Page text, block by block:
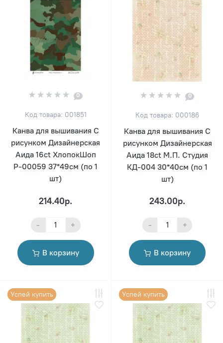
0
Код товара: 001851
Канва для вышивания С
рисунком Дизайнерская
Аида 16ct ХлопокШоп
Р-00059 37*49см (по 1
шт)
214.40р.
- +
В корзину
0
Код товара: 000186
Канва для вышивания С
рисунком Дизайнерская
Аида 18ct М.П. Студия
КД-004 30*40см (по 1
шт)
243.00р.
- +
В корзину
Успей купить Успей купить